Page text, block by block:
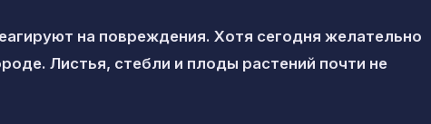
на повреждения. Хотя сегодня желательно
Листья, стебли и плоды растений почти не